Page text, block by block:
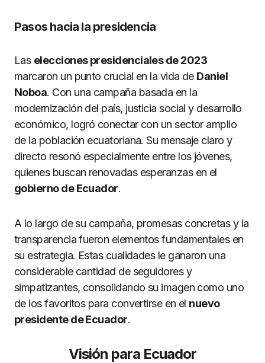
Pasos hacia la presidencia
Las elecciones presidenciales de 2023
marcaron un punto crucial en la vida de Daniel
Noboa. Con una campaña basada en la
modernización del país, justicia social y desarrollo
económico, logró conectar con un sector amplio
de la población ecuatoriana. Su mensaje claro y
directo resonó especialmente entre los jóvenes,
quienes buscan renovadas esperanzas en el
gobierno de Ecuador.
A lo largo de su campaña, promesas concretas y la
transparencia fueron elementos fundamentales en
su estrategia. Estas cualidades le ganaron una
considerable cantidad de seguidores y
simpatizantes, consolidando su imagen como uno
de los favoritos para convertirse en el nuevo
presidente de Ecuador.
Visión para Ecuador